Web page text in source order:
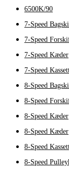
6500K/90
7-Speed
7-Speed
7-Speed Kæder
7-Speed
8-Speed
8-Speed
8-Speed Kæder
8-Speed Kæder
8-Speed
8-Speed